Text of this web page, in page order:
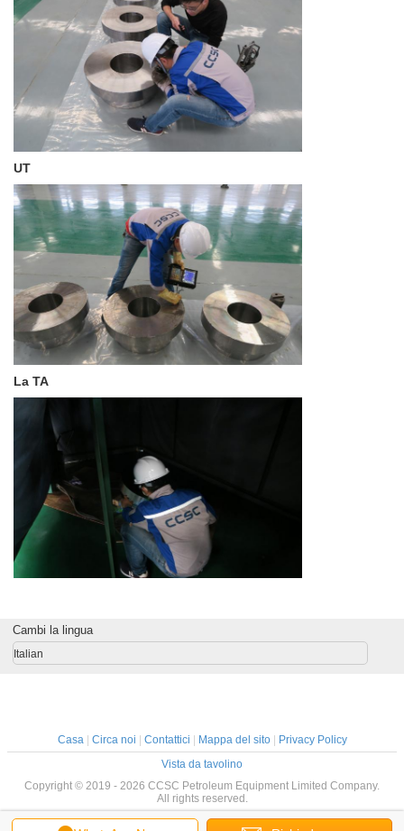
UT
La TA
Cambi la lingua
Italian
Casa| Circa noi Contattici Mappa del sito|
Privacy Policy
Vista da tavolino
Copyright © 2019 - 2026 CCSC Petroleum Equipment Limited Company.
All rights reserved.